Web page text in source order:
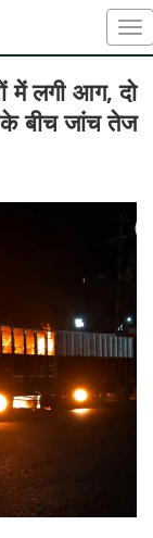
में लगी आग, दो
बीच जांच तेज